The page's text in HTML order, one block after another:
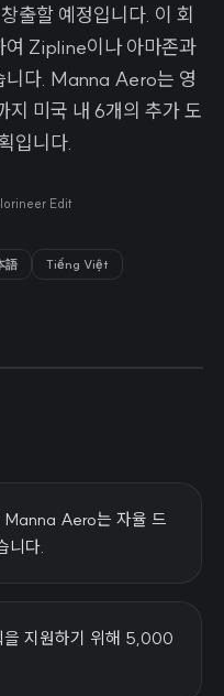
출할 예정입니다. 이 회
여 Zipline이나 아마존과
니다. Manna Aero는 영
미국 내 6개의 추가 도
입니다.
Edit
語 Tiếng Việt
Manna Aero는 자율 드
니다.
을 지원하기 위해 5,000